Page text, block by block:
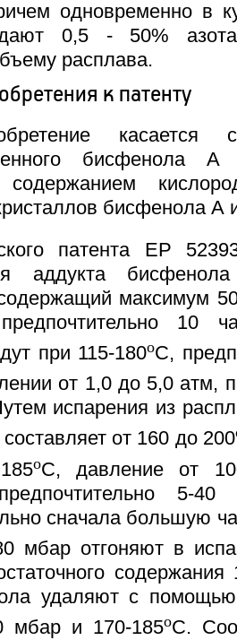
одновременно в
0,5 - 50%
расплава.
к патенту
касается
бисфенола А
содержанием
бисфенола А
патента ЕР
аддукта
максимум
10
при 115-180oС,
от 1,0 до 5,0 атм,
испарения из
от 160 до 200
oС, давление от
5-
сначала большую
мбар отгоняют в
удаляют с
мбар и 170-185oС.